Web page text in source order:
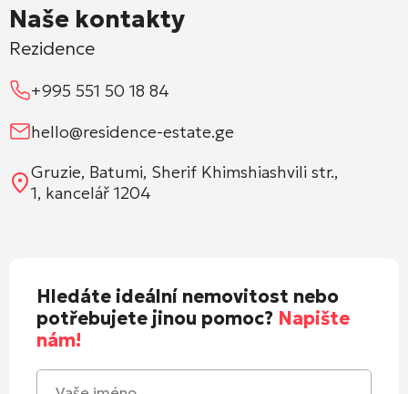
Naše kontakty
Rezidence
+995 551 50 18 84
hello@residence-estate.ge
Gruzie, Batumi, Sherif Khimshiashvili str.,
1, kancelář 1204
Hledáte ideální nemovitost nebo
potřebujete jinou pomoc? Napište
nám!